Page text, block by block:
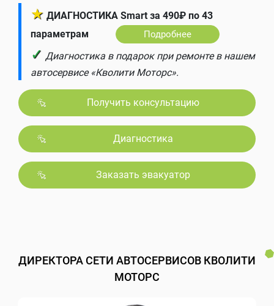
★ ДИАГНОСТИКА Smart за 490₽ по 43
параметрам
Подробнее
✓ Диагностика в подарок при ремонте в нашем
автосервисе «Кволити Моторс».
Получить консультацию
Диагностика
Заказать эвакуатор
ДИРЕКТОРА СЕТИ АВТОСЕРВИСОВ КВОЛИТИ
МОТОРС